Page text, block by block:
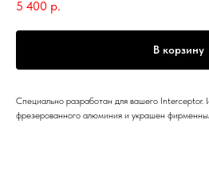
5 400 р.
В корзину
Специально разработан для вашего Interceptor.
фрезерованного алюминия и украшен